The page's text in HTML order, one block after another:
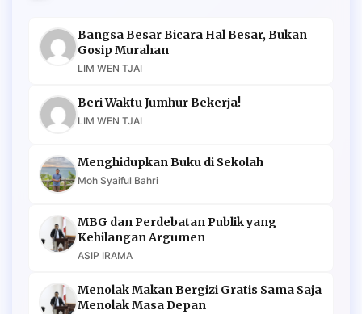
Bangsa Besar Bicara Hal Besar, Bukan
Gosip Murahan
LIM WEN TJAI
Beri Waktu Jumhur Bekerja!
LIM WEN TJAI
Menghidupkan Buku di Sekolah
Moh Syaiful Bahri
MBG dan Perdebatan Publik yang
Kehilangan Argumen
ASIP IRAMA
Menolak Makan Bergizi Gratis Sama Saja
Menolak Masa Depan